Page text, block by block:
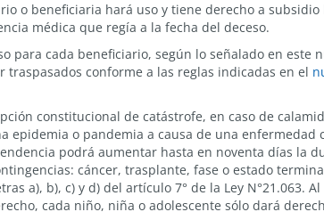
o beneficiaria hará uso y tiene derecho a subsidio
médica que regía a la fecha del deceso.
para cada beneficiario, según lo señalado en este
conforme a las reglas indicadas en el
constitucional de catástrofe, en caso de
epidemia o pandemia a causa de una enfermedad
podrá aumentar hasta en noventa días la
cáncer, trasplante, fase o estado
a), b), c) y d) del artículo 7° de la Ley N°21.063.
cada niño, niña o adolescente sólo dará